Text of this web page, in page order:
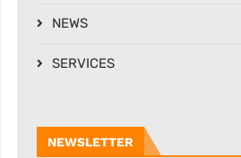
NEWS
SERVICES
NEWSLETTER